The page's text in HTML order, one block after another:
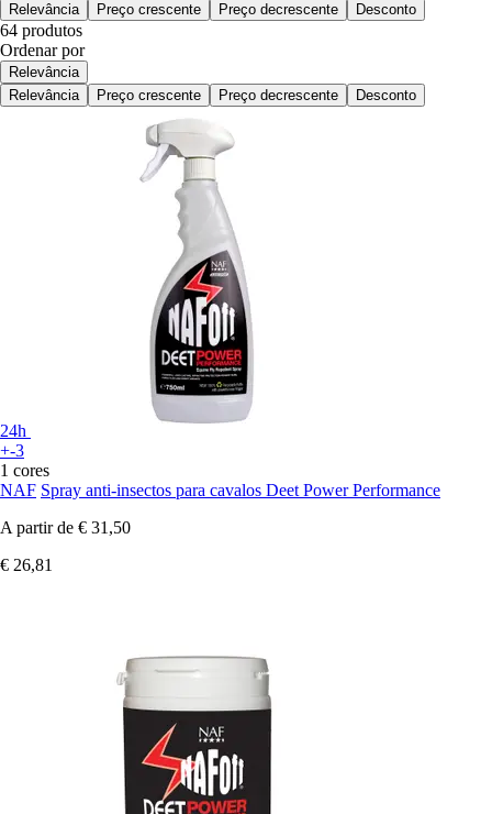
Relevância
Preço crescente Preço decrescente Desconto
64 produtos
Ordenar por
Relevância
Relevância
Preço crescente Preço decrescente Desconto
24h
+-3
1 cores
NAF Spray anti-insectos para cavalos Deet Power Performance
A partir de € 31,50
€ 26,81